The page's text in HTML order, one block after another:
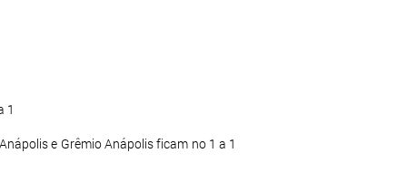
1
e Grêmio Anápolis ficam no 1 a 1